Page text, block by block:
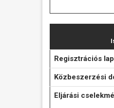
Regisztrációs
Közbeszerzési
Eljárási